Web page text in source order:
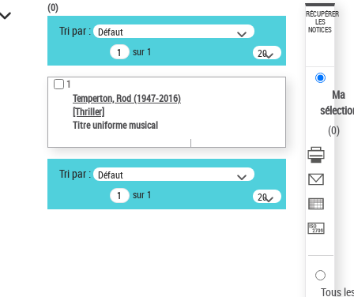
VOTRE RECHERCHE
Recherche avancée dans les
notices d’autorité
Œuvres liées à l'auteur :
Temperton, Rod (1947-2016)
Sauvegarder votre recherche
AFFINER
Type de notice d'autorité
(0)
Tri par : Défaut
sur 1
20
résultats/page
1
Temperton, Rod (1947-2016)
[Thriller]
Titre uniforme musical
Tri par : Défaut
sur 1
20
résultats/page
RÉCUPÉRER
LES
NOTICES
Ma
(0)
Tous